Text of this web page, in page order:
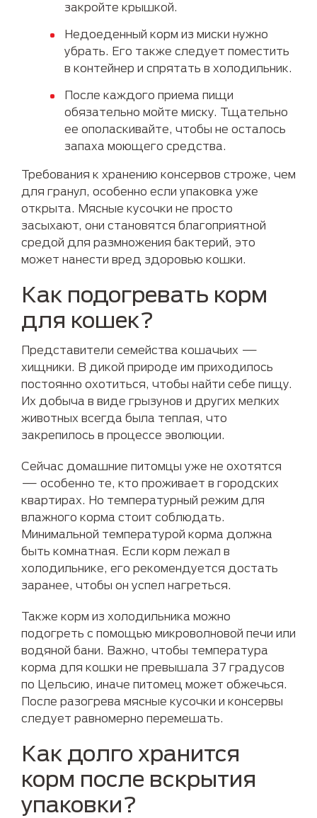
закройте крышкой.
Недоеденный корм из миски нужно
убрать. Его также следует поместить
в контейнер и спрятать в холодильник.
После каждого приема пищи
обязательно мойте миску. Тщательно
ее ополаскивайте, чтобы не осталось
запаха моющего средства.
Требования к хранению консервов строже, чем
для гранул, особенно если упаковка уже
открыта. Мясные кусочки не просто
засыхают, они становятся благоприятной
средой для размножения бактерий, это
может нанести вред здоровью кошки.
Как подогревать корм
для кошек?
Представители семейства кошачьих —
хищники. В дикой природе им приходилось
постоянно охотиться, чтобы найти себе пищу.
Их добыча в виде грызунов и других мелких
животных всегда была теплая, что
закрепилось в процессе эволюции.
Сейчас домашние питомцы уже не охотятся
— особенно те, кто проживает в городских
квартирах. Но температурный режим для
влажного корма стоит соблюдать.
Минимальной температурой корма должна
быть комнатная. Если корм лежал в
холодильнике, его рекомендуется достать
заранее, чтобы он успел нагреться.
Также корм из холодильника можно
подогреть с помощью микроволновой печи или
водяной бани. Важно, чтобы температура
корма для кошки не превышала 37 градусов
по Цельсию, иначе питомец может обжечься.
После разогрева мясные кусочки и консервы
следует равномерно перемешать.
Как долго хранится
корм после вскрытия
упаковки?